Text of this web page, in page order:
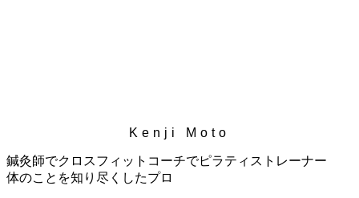
Kenji Moto
鍼灸師でクロスフィットコーチでピラティストレーナー
体のことを知り尽くしたプロ